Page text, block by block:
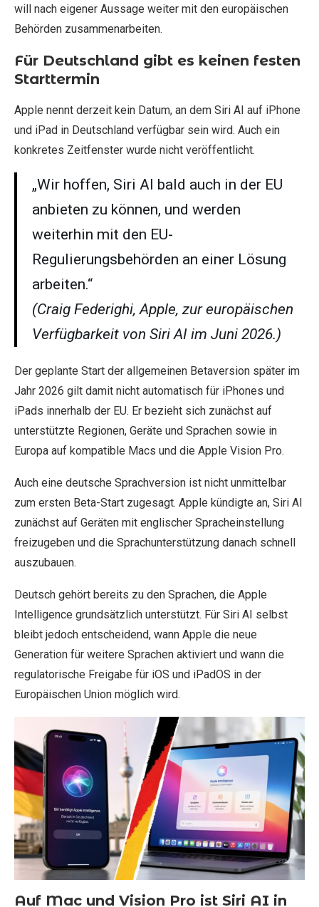
will nach eigener Aussage weiter mit den europäischen
Behörden zusammenarbeiten.
Für Deutschland gibt es keinen festen
Starttermin
Apple nennt derzeit kein Datum, an dem Siri AI auf iPhone
und iPad in Deutschland verfügbar sein wird. Auch ein
konkretes Zeitfenster wurde nicht veröffentlicht.
„Wir hoffen, Siri AI bald auch in der EU
anbieten zu können, und werden
weiterhin mit den EU-
Regulierungsbehörden an einer Lösung
arbeiten.“
(Craig Federighi, Apple, zur europäischen
Verfügbarkeit von Siri AI im Juni 2026.)
Der geplante Start der allgemeinen Betaversion später im
Jahr 2026 gilt damit nicht automatisch für iPhones und
iPads innerhalb der EU. Er bezieht sich zunächst auf
unterstützte Regionen, Geräte und Sprachen sowie in
Europa auf kompatible Macs und die Apple Vision Pro.
Auch eine deutsche Sprachversion ist nicht unmittelbar
zum ersten Beta-Start zugesagt. Apple kündigte an, Siri AI
zunächst auf Geräten mit englischer Spracheinstellung
freizugeben und die Sprachunterstützung danach schnell
auszubauen.
Deutsch gehört bereits zu den Sprachen, die Apple
Intelligence grundsätzlich unterstützt. Für Siri AI selbst
bleibt jedoch entscheidend, wann Apple die neue
Generation für weitere Sprachen aktiviert und wann die
regulatorische Freigabe für iOS und iPadOS in der
Europäischen Union möglich wird.
Auf Mac und Vision Pro ist Siri AI in